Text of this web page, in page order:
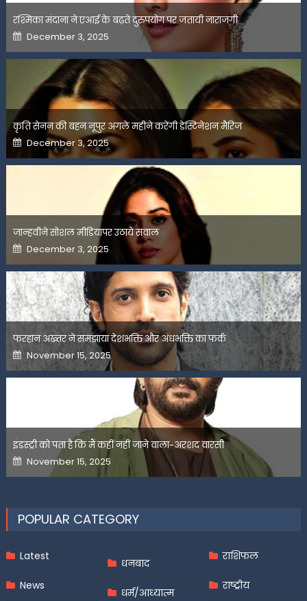
रश्मिका मंदाना ने एआई के बढ़ते दुरुपयोग पर जतायी नाराजगी
Posted
on
December 3, 2025
कृति सेनन की बहन नूपुर अगले महीने करेंगी डेस्टिनेशन मैरिज
Posted
on
December 3, 2025
जान्हवीने सोशल मीडियापर उठाये सवाल
Posted
on
December 3, 2025
फरहान अख्तर ने समझाया देशभक्ति और अंधभक्ति का फर्क
Posted
on
November 15, 2025
इंडस्ट्री को पता है कि मैं कहीं नहीं जाने वाला-अरशद वारसी
Posted
on
November 15, 2025
POPULAR CATEGORY
Latest
News
धनबाद
धर्म/आध्यात्म
राशिफल
राष्ट्रीय